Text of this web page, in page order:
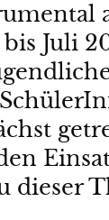
Juli
dieser